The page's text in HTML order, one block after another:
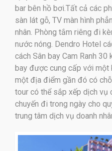
bar bên hồ bơi.Tất cả các
sàn lát gỗ, TV màn hình
nhân. Phòng tắm riêng đi
nước nóng. Dendro Hotel
cách Sân bay Cam Ranh
bay được cung cấp với một
một địa điểm gần đó có
tour có thể sắp xếp dịch vụ
chuyến đi trong ngày cho
trung tâm dịch vụ doanh